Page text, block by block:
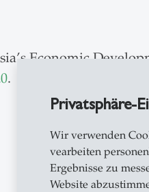
Privatsphäre-
Wir verwenden
vearbeiten
Ergebnisse zu
Website
Economic
.